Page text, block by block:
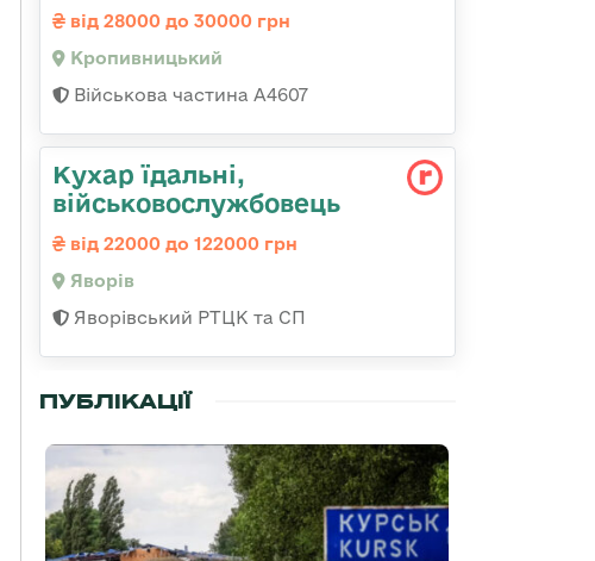
від 28000 до 30000 грн
Кропивницький
Військова частина А4607
Кухар їдальні,
військовослужбовець
від 22000 до 122000 грн
Яворів
Яворівський РТЦК та СП
ПУБЛІКАЦІЇ